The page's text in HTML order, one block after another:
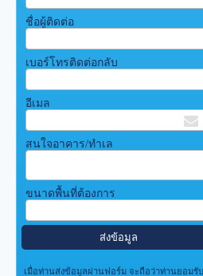
ชื่อผู้ติดต่อ
เบอร์โทรติดต่อกลับ
อีเมล
สนใจอาคาร/ทำเล
ขนาดพื้นที่ต้องการ
เมื่อท่านส่งข้อมูลผ่านฟอร์ม จะถือว่าท่านยอมรั